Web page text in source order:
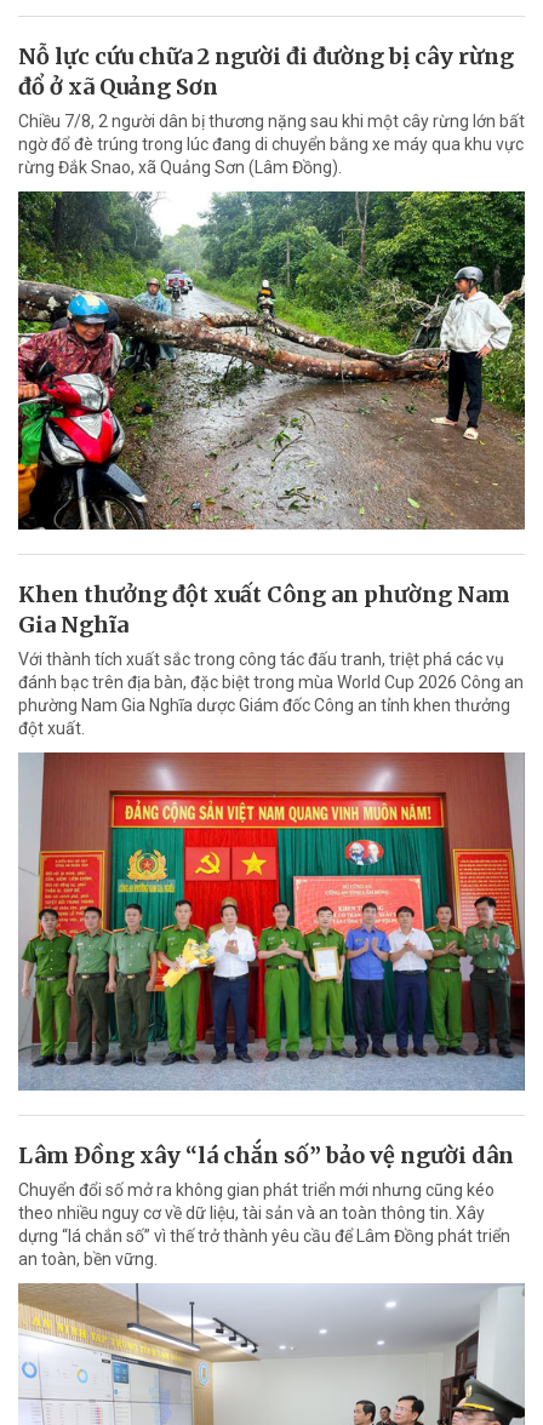
Nỗ lực cứu chữa 2 người đi đường bị cây rừng
đổ ở xã Quảng Sơn
Chiều 7/8, 2 người dân bị thương nặng sau khi một cây rừng lớn bất
ngờ đổ đè trúng trong lúc đang di chuyển bằng xe máy qua khu vực
rừng Đắk Snao, xã Quảng Sơn (Lâm Đồng).
Khen thưởng đột xuất Công an phường Nam
Gia Nghĩa
Với thành tích xuất sắc trong công tác đấu tranh, triệt phá các vụ
đánh bạc trên địa bàn, đặc biệt trong mùa World Cup 2026 Công an
phường Nam Gia Nghĩa dược Giám đốc Công an tỉnh khen thưởng
đột xuất.
Lâm Đồng xây “lá chắn số” bảo vệ người dân
Chuyển đổi số mở ra không gian phát triển mới nhưng cũng kéo
theo nhiều nguy cơ về dữ liệu, tài sản và an toàn thông tin. Xây
dựng “lá chắn số” vì thế trở thành yêu cầu để Lâm Đồng phát triển
an toàn, bền vững.